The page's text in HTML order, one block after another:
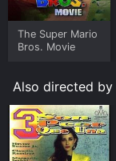
The Super Mario
Bros. Movie
Also directed by